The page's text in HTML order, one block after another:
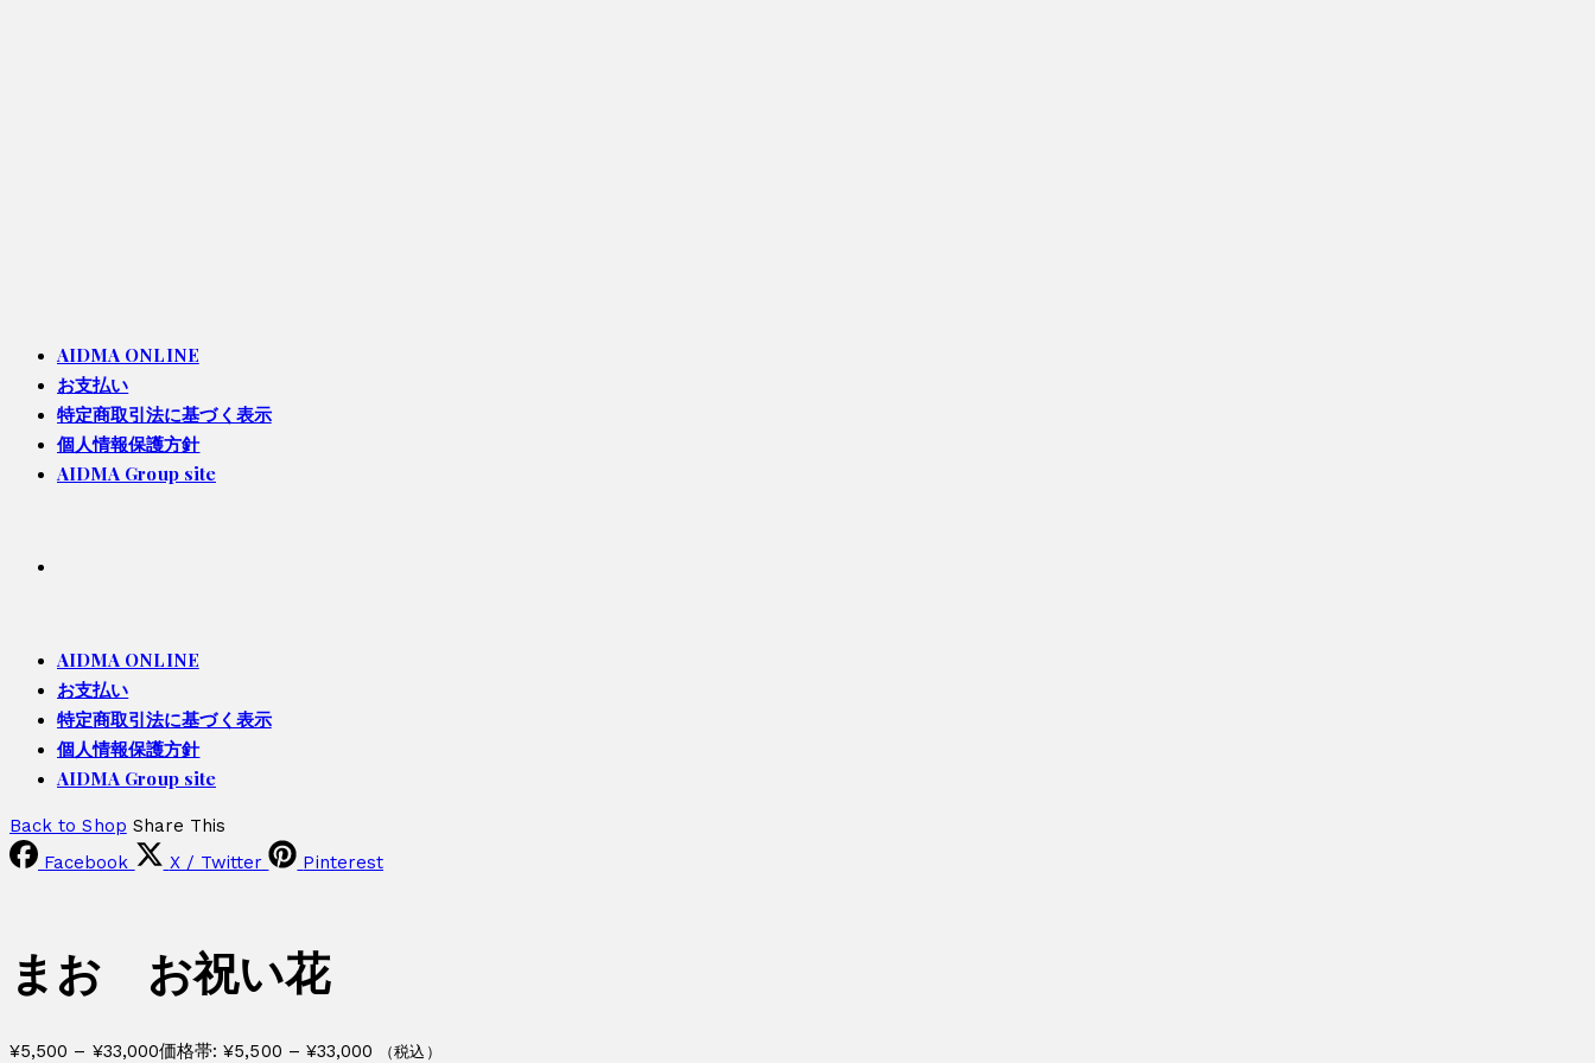
AIDMA ONLINE
お支払い
特定商取引法に基づく表示
個人情報保護方針
AIDMA Group site
AIDMA ONLINE
お支払い
特定商取引法に基づく表示
個人情報保護方針
AIDMA Group site
Back to Shop Share This
Facebook
X / Twitter Pinterest
まお お祝い花
¥5,500 – ¥33,000価格帯: ¥5,500 – ¥33,000 （税込）